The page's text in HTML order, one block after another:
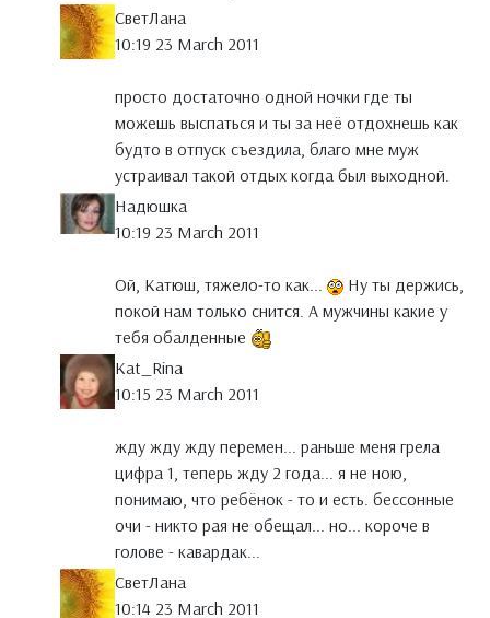
СветЛана
10:19 23 March 2011
просто достаточно одной ночки где ты
можешь выспаться и ты за неё отдохнешь как
будто в отпуск съездила, благо мне муж
устраивал такой отдых когда был выходной.
Надюшка
10:19 23 March 2011
Ой, Катюш, тяжело-то как...
Ну ты держись,
покой нам только снится. А мужчины какие у
тебя обалденные
Kat_Rina
10:15 23 March 2011
жду жду жду перемен... раньше меня грела
цифра 1, теперь жду 2 года... я не ною,
понимаю, что ребёнок - то и есть. бессонные
очи - никто рая не обещал... но... короче в
голове - кавардак...
СветЛана
10:14 23 March 2011